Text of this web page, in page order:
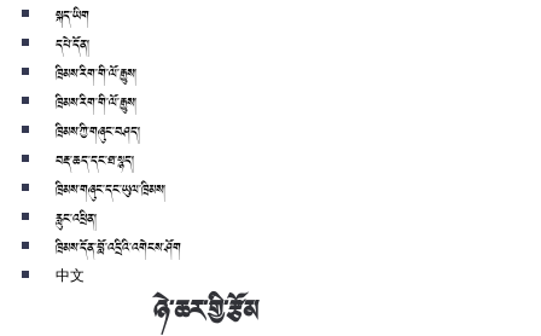
སྐད་ཡིག
དཔེ་དོན།
ཁྲིམས་རིག་གི་ལོ་རྒྱུས།
ཁྲིམས་རིག་གི་ལོ་རྒྱུས།
ཁྲིམས་ཀྱི་གཞུང་བཤད།
བརྡ་ཆད་དང་ཐ་སྙད།
ཁྲིམས་གཞུང་དང་ཡུལ་ཁྲིམས།
རླུང་འཕྲིན།
ཁྲིམས་དོན་བློ་འདྲིའི་འགེངས་ཤོག
中文
ཉེ་ཆར་གྱི་རྩོམ